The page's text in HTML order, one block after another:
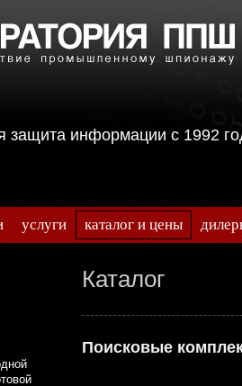
защита информации с
услуги каталог и цены
Каталог
Поисковые